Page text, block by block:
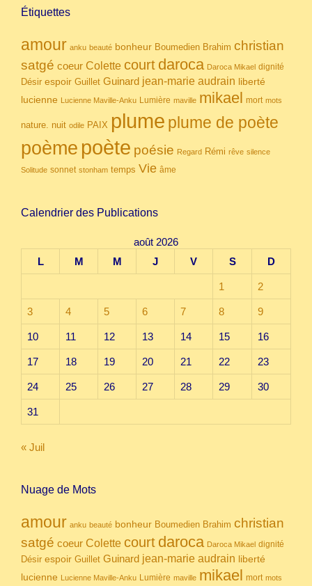
Étiquettes
amour anku beauté bonheur Boumedien Brahim christian
satgé coeur Colette court daroca Daroca Mikael dignité
Désir espoir Guillet Guinard jean-marie audrain liberté
lucienne Lucienne Maville-Anku Lumière maville mikael mort mots
nature. nuit odile PAIX plume plume de poète
poème poète poésie Regard Rémi rêve silence
Solitude sonnet stonham temps Vie âme
Calendrier des Publications
août 2026
L
M M J V S D
1 2
3 4 5 6 7 8 9
10 11 12 13 14 15 16
17 18 19 20 21 22 23
24 25 26 27 28 29 30
31
« Juil
Nuage de Mots
amour anku beauté bonheur Boumedien Brahim christian
satgé coeur Colette court daroca Daroca Mikael dignité
Désir espoir Guillet Guinard jean-marie audrain liberté
lucienne Lucienne Maville-Anku Lumière maville mikael mort mots